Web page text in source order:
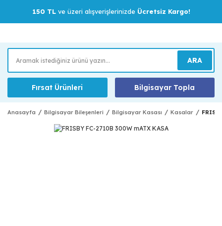
150 TLve üzeri alışverişlerinizde Ücretsiz Kargo!
ARA
Fırsat Ürünleri Bilgisayar Topla
Anasayfa Bilgisayar Bileşenleri Bilgisayar Kasası Kasalar